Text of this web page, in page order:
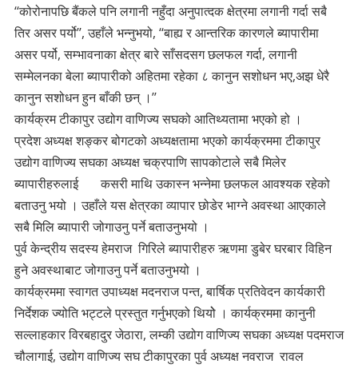
‘‘कोरोनापछि बैंकले पनि लगानी नहुँदा अनुपात्दक क्षेत्रमा लगानी गर्दा सबै
तिर असर पर्यो’’, उहाँले भन्नुभयो, ‘‘बाह्य र आन्तरिक कारणले ब्यापारीमा
असर पर्यो, सम्भावनाका क्षेत्र बारे साँसदसग छलफल गर्दा, लगानी
सम्मेलनका बेला ब्यापारीको अहितमा रहेका ८ कानुन सशोधन भए,अझ धेरै
कानुन सशोधन हुन बाँकी छन् ।’’
कार्यक्रम टीकापुर उद्योग वाणिज्य सघको आतिथ्यतामा भएको हो ।
प्रदेश अध्यक्ष शङ्कर बोगटको अध्यक्षतामा भएको कार्यक्रममा टीकापुर
उद्योग वाणिज्य सघका अध्यक्ष चक्रपाणि सापकोटाले सबै मिलेर
ब्यापारीहरुलाई कसरी माथि उकास्न भन्नेमा छलफल आवश्यक रहेको
बताउनु भयो । उहाँले यस क्षेत्रका व्यापार छोडेर भाग्ने अवस्था आएकाले
सबै मिलि ब्यापारी जोगाउनु पर्ने बताउनुभयो ।
पुर्व केन्द्रीय सदस्य हेमराज गिरिले ब्यापारीहरु ऋणमा डुबेर घरबार विहिन
हुने अवस्थाबाट जोगाउनु पर्ने बताउनुभयो ।
कार्यक्रममा स्वागत उपाध्यक्ष मदनराज पन्त, बार्षिक प्रतिवेदन कार्यकारी
निर्देशक ज्योति भट्टले प्रस्तुत गर्नुभएको थियोे । कार्यक्रममा कानुनी
सल्लाहकार विरबहादुर जेठारा, लम्की उद्योग वाणिज्य सघका अध्यक्ष पदमराज
चौलागाई, उद्योग वाणिज्य सघ टीकापुरका पुर्व अध्यक्ष नवराज रावल